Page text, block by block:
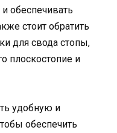
обеспечивать
стоит обратить
для свода стопы,
плоскостопие и
удобную и
обеспечить